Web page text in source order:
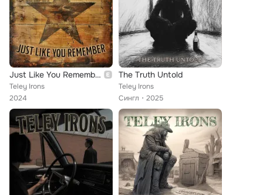
Just Like You Remember
Teley Irons
2024
The Truth Untold
Teley Irons
Сингл
2025